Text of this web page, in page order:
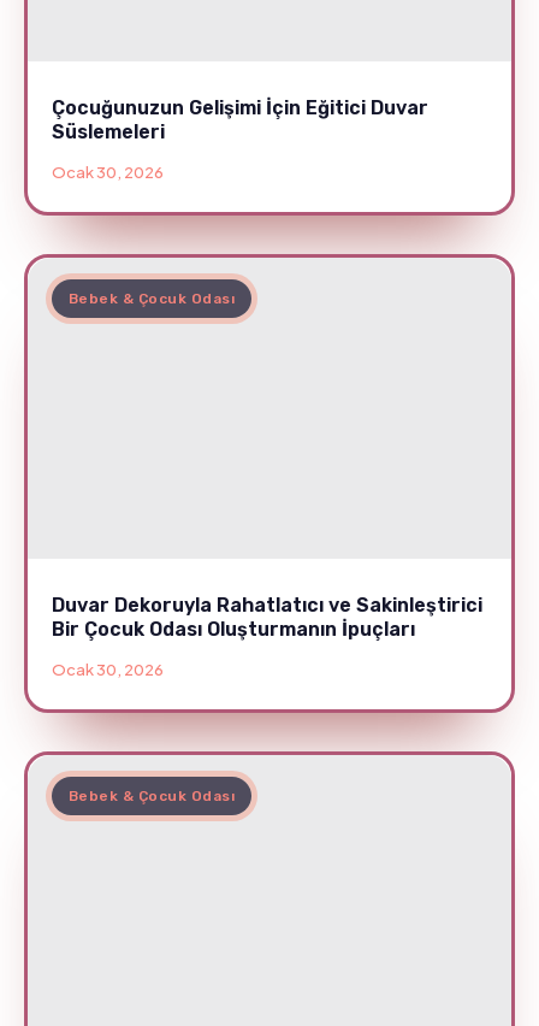
Çocuğunuzun Gelişimi İçin Eğitici Duvar
Süslemeleri
Ocak 30, 2026
Bebek & Çocuk Odası
Duvar Dekoruyla Rahatlatıcı ve Sakinleştirici
Bir Çocuk Odası Oluşturmanın İpuçları
Ocak 30, 2026
Bebek & Çocuk Odası